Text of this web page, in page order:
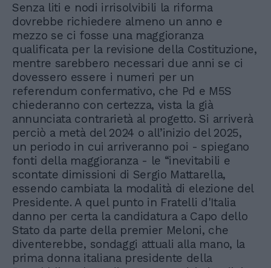
Senza liti e nodi irrisolvibili la riforma
dovrebbe richiedere almeno un anno e
mezzo se ci fosse una maggioranza
qualificata per la revisione della Costituzione,
mentre sarebbero necessari due anni se ci
dovessero essere i numeri per un
referendum confermativo, che Pd e M5S
chiederanno con certezza, vista la già
annunciata contrarietà al progetto. Si arriverà
perciò a metà del 2024 o all’inizio del 2025,
un periodo in cui arriveranno poi - spiegano
fonti della maggioranza - le “inevitabili e
scontate dimissioni di Sergio Mattarella,
essendo cambiata la modalità di elezione del
Presidente. A quel punto in Fratelli d'Italia
danno per certa la candidatura a Capo dello
Stato da parte della premier Meloni, che
diventerebbe, sondaggi attuali alla mano, la
prima donna italiana presidente della